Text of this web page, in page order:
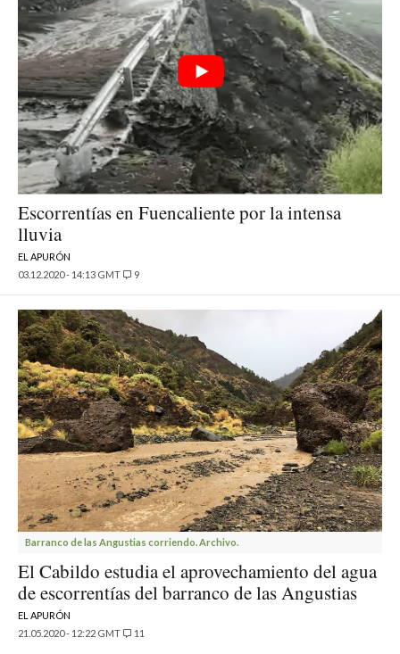
Escorrentías en Fuencaliente por la intensa
lluvia
EL APURÓN
03.12.2020 - 14:13 GMT
9
Barranco de las Angustias corriendo. Archivo.
El Cabildo estudia el aprovechamiento del agua
de escorrentías del barranco de las Angustias
EL APURÓN
21.05.2020 - 12:22 GMT
11